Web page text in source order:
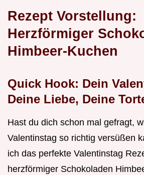
Rezept Vorstellung:
Herzförmiger
Himbeer-Kuchen
Quick Hook: Dein
Deine Liebe, Deine
Hast du dich schon mal gefragt,
Valentinstag so richtig versüßen
ich das perfekte Valentinstag
herzförmiger Schokoladen